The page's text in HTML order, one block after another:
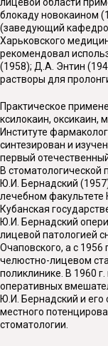
блокаду новокаином
(заведующий
Харьковского
рекомендовал
(1958); Д.А. Энтин
растворы для
Практическое
ксилокаин, оксикаин,
Институте
синтезирован и
первый
В стоматологической
Ю.И. Бернадский
лечебном факультете
Кубанская
Ю.И. Бернадский
лицевой патологией
Очаповского, а с
челюстно-лицевом
поликлинике. В 1960
оперативных
Ю.И. Бернадский и
местного
стоматологии.